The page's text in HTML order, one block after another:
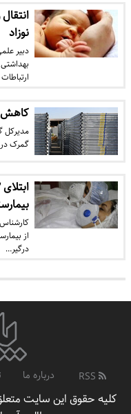
نوزاد
دبیر
کاهش ۳۶ درصدی صادرات از
گمرک در
درگیر…
درباره ما
کلیه حقوق این سایت